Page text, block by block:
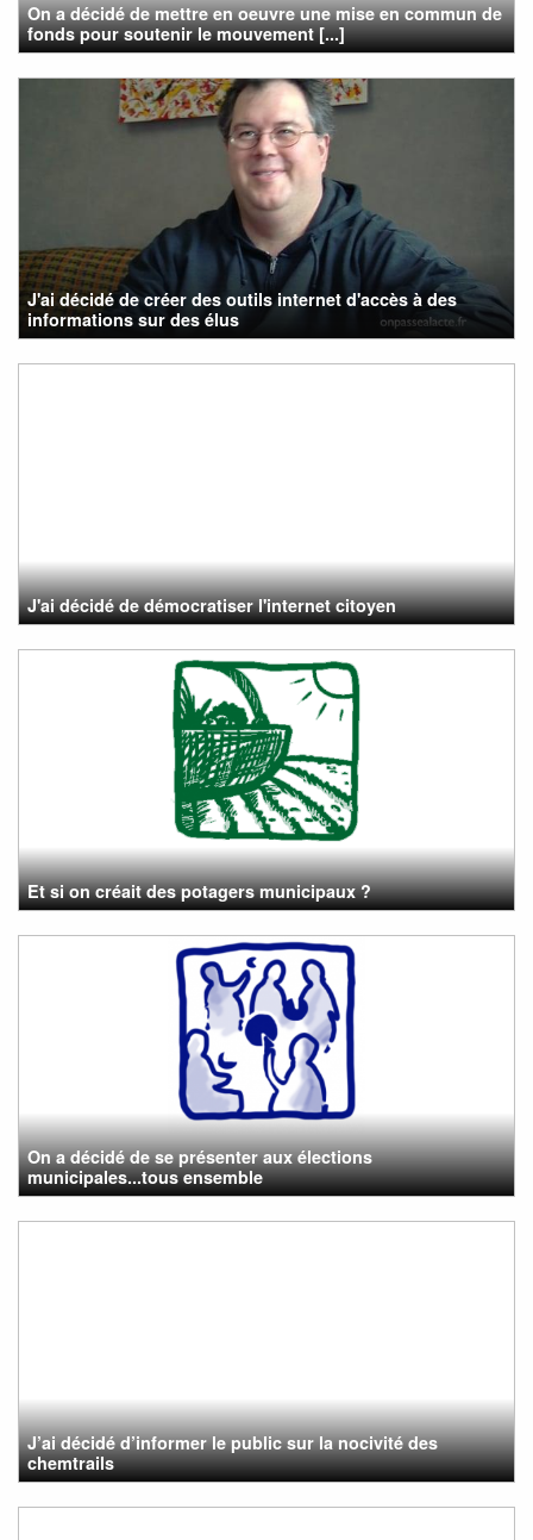
On a décidé de mettre en oeuvre une mise en commun de
fonds pour soutenir le mouvement [...]
J'ai décidé de créer des outils internet d'accès à des
informations sur des élus
J'ai décidé de démocratiser l'internet citoyen
Et si on créait des potagers municipaux ?
On a décidé de se présenter aux élections
municipales...tous ensemble
J’ai décidé d’informer le public sur la nocivité des
chemtrails